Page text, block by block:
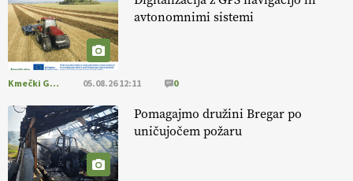
[EKOloško = LOGIČNO
aronije
v dobrem desetletju zrasla v uspešno kmetijsko in
podjetniško zgodbo.
#IMCAP #CAP https://t.co/xp1oihBDaJ
[EKOloško = LOGIČNO
v tujini
. Zato je ekološka pridelava odlična priložnost za slovenske
vinarje
. VEČ
https://t.co/XAe9EbeAbK @EUAgri #IMCAP #CAP
avtonomnimi sistemi
Kmečki Glas 05.08.26 12:11 0
Pomagajmo družini Bregar po
uničujočem požaru